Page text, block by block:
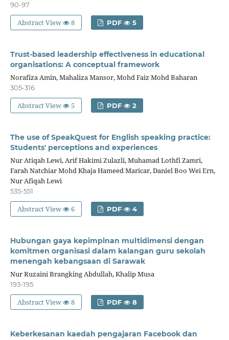
90-97
Abstract View 8 PDF 5
Trust-based leadership effectiveness in educational
organisations: A conceptual framework
Norafiza Amin, Mahaliza Mansor, Mohd Faiz Mohd Baharan
305-316
Abstract View 5 PDF 2
The use of SpeakQuest for English speaking practice:
Students' perceptions and experiences
Nur Atiqah Lewi, Arif Hakimi Zulazli, Muhamad Lothfi Zamri,
Farah Natchiar Mohd Khaja Hameed Maricar, Daniel Boo Wei Ern,
Nur Afiqah Lewi
535-551
Abstract View 6 PDF 4
Hubungan gaya kepimpinan multidimensi dengan
komitmen organisasi dalam kalangan guru sekolah
menengah kebangsaan di Sarawak
Nur Ruzaini Brangking Abdullah, Khalip Musa
193-195
Abstract View 8 PDF 8
Keberkesanan kaedah pengajaran Facebook dan